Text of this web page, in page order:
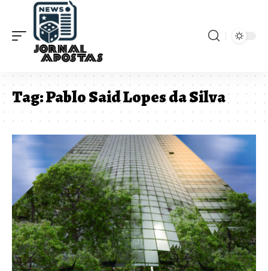
Tag:Pablo Said Lopes da Silva